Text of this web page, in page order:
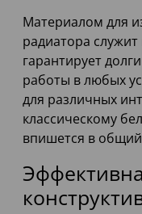
Материалом для
радиатора
гарантирует
работы в любых
для различных
классическому
впишется в